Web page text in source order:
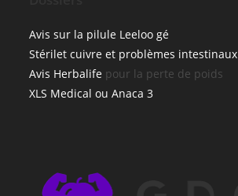
Avis sur la pilule Leeloo gé
Stérilet cuivre et problèmes intestinaux
Avis Herbalife pour la perte de poids
XLS Medical ou Anaca 3